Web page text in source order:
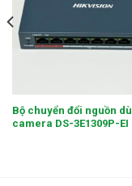
Bộ chuyển đổi nguồn
camera DS-3E1309P-EI